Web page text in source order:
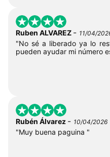
Ruben ALVAREZ - 11/04/
"No sé a liberado ya lo
pueden ayudar mi número
Rubén Álvarez - 10/04/2026
"Muy buena paguina "